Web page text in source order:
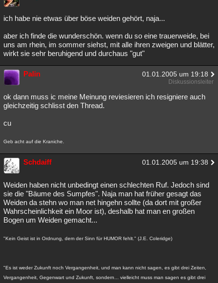
ich habe nie etwas über böse weiden gehört, naja...
aber ich finde die wunderschön. wenn du so eine trauerweide, bei
uns am rhein, im sommer siehst, mit alle ihren zweigen und blätter,
wirkt sie sehr beruhigend und durchaus "gut"
Palin 01.01.2005 um 19:18
Diskussionsleiter
ok dann muss ic meine Meinung reviesieren ich resigniere auch
gleichzeitig schlisst den Thread.
cu
Geb acht auf die Kraniche.
Schdaiff 01.01.2005 um 19:38
Weiden haben nicht unbedingt einen schlechten Ruf. Jedoch sind
sie die "Bäume des Sumpfes". Naja man hat früher gesagt das
Weiden da stehn wo man net hingehn sollte (da dort mit großer
Wahrscheinlichkeit ein Moor ist), deshalb hat man en großen
Bogen um Weiden gemacht...
"Kein Geist ist in Ordnung, dem der Sinn für HUMOR fehlt." (J.E. Coleridge)
"Es ist weder Zukunft noch Vergangenheit, und man kann nicht sagen, es gibt drei Zeiten,
Vergangenheit, Gegenwart und Zukunft, sondern... vielleicht muss man sagen es gibt drei